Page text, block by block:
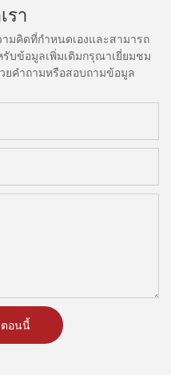
รา
มคิดที่กำหนดเองและสามารถ
บข้อมูลเพิ่มเติมกรุณาเยี่ยมชม
ยคำถามหรือสอบถามข้อมูล
ตอนนี้